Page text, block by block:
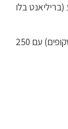
בלו
: מערבבים 12.5 גרם (2 סקופים) עם 250